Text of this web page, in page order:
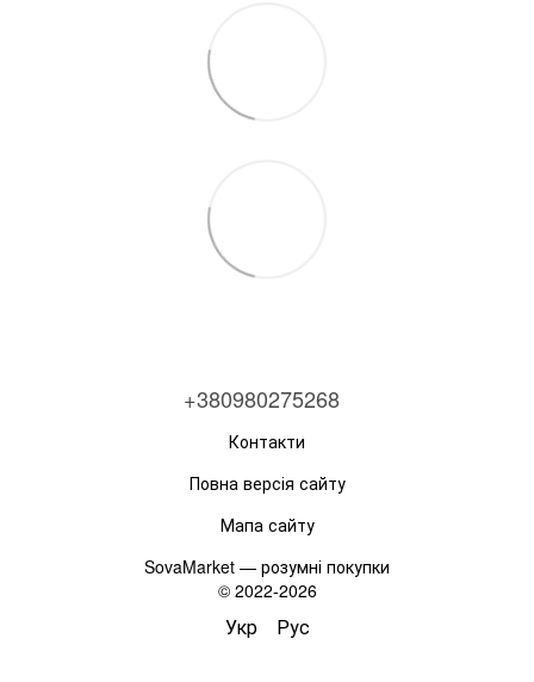
+380980275268
Контакти
Повна версія сайту
Мапа сайту
SovaMarket — розумні покупки
© 2022-2026
Укр Рус